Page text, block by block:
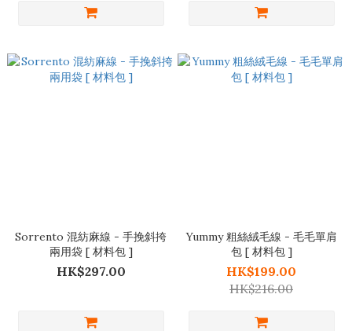
Sorrento 混紡麻線 - 手挽斜挎
兩用袋 [ 材料包 ]
HK$297.00
Yummy 粗絲絨毛線 - 毛毛單肩
包 [ 材料包 ]
HK$199.00
HK$216.00